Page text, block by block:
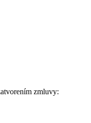
zmluvy: